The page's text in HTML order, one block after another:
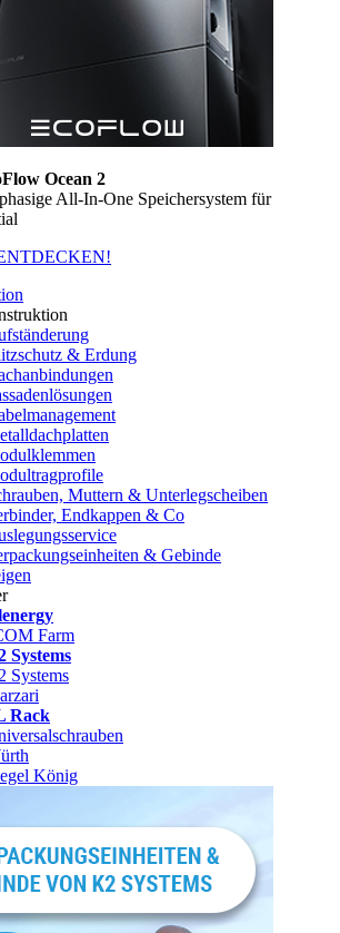
Ocean 2
All-In-One Speichersystem für
& Erdung
Muttern & Unterlegscheiben
Endkappen & Co
& Gebinde
Farm
Systems
Systems
Rack
König